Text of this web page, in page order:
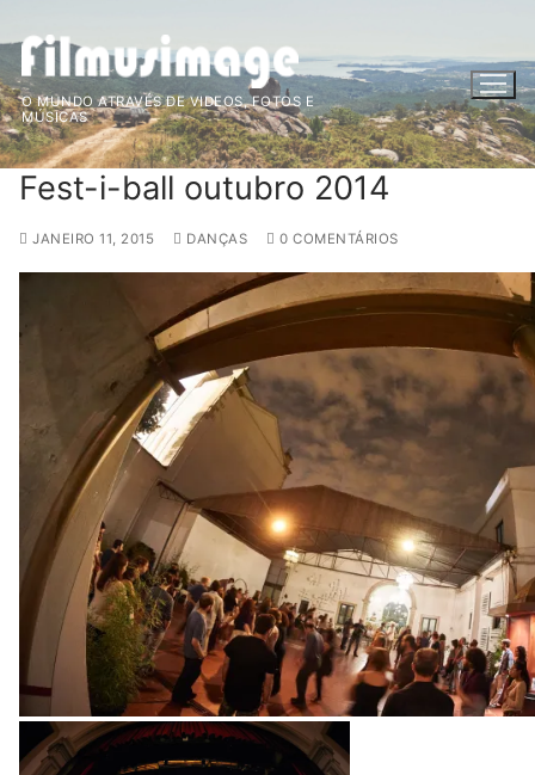
para
conteúdo
O MUNDO ATRAVÉS DE VIDEOS, FOTOS E
MÚSICAS
Fest-i-ball outubro 2014
JANEIRO 11, 2015 DANÇAS 0 COMENTÁRIOS